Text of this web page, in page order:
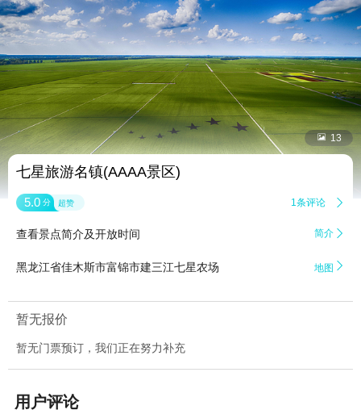
 13
七星旅游名镇(AAAA景区)
5.0 分 超赞 1条评论 
查看景点简介及开放时间 简介 
黑龙江省佳木斯市富锦市建三江七星农场 地图 
暂无报价
暂无门票预订，我们正在努力补充
用户评论
